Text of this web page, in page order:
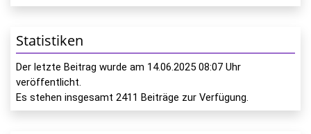
Statistiken
Der letzte Beitrag wurde am 14.06.2025 08:07 Uhr
veröffentlicht.
Es stehen insgesamt 2411 Beiträge zur Verfügung.